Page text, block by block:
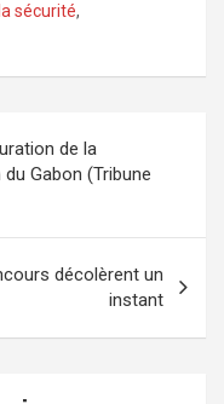
sécurité,
de la
Gabon (Tribune
décolèrent un
instant